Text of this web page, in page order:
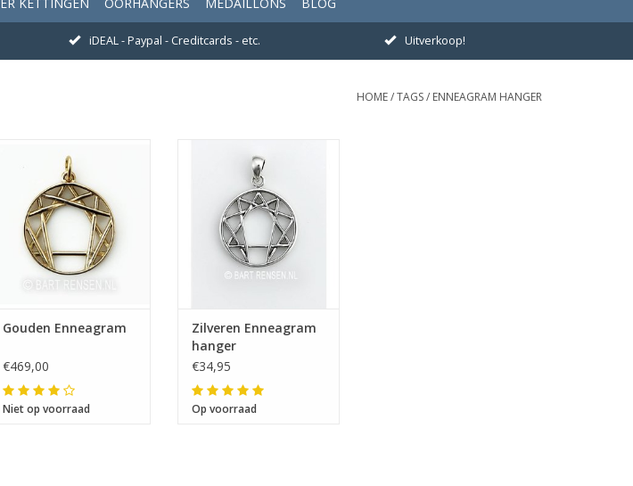
iDEAL - Paypal - Creditcards - etc. Uitverkoop!
HOME/TAGS/ ENNEAGRAM HANGER
Afmeting 21 x 21 mm
Gouden Enneagram
€469,00
Niet op voorraad
Afmeting 21 x 21 mm
Zilveren Enneagram
hanger
€34,95
Op voorraad